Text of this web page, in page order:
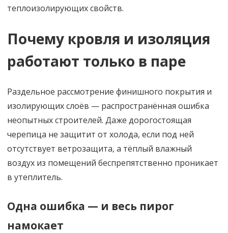
теплоизолирующих свойств.
Почему кровля и изоляция
работают только в паре
Раздельное рассмотрение финишного покрытия и
изолирующих слоёв — распространённая ошибка
неопытных строителей. Даже дорогостоящая
черепица не защитит от холода, если под ней
отсутствует ветрозащита, а тёплый влажный
воздух из помещений беспрепятственно проникает
в утеплитель.
Одна ошибка — и весь пирог
намокает